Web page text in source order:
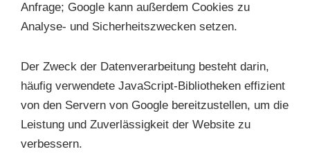
Anfrage; Google kann außerdem Cookies zu
Analyse- und Sicherheitszwecken setzen.
Der Zweck der Datenverarbeitung besteht darin,
häufig verwendete JavaScript-Bibliotheken effizient
von den Servern von Google bereitzustellen, um die
Leistung und Zuverlässigkeit der Website zu
verbessern.